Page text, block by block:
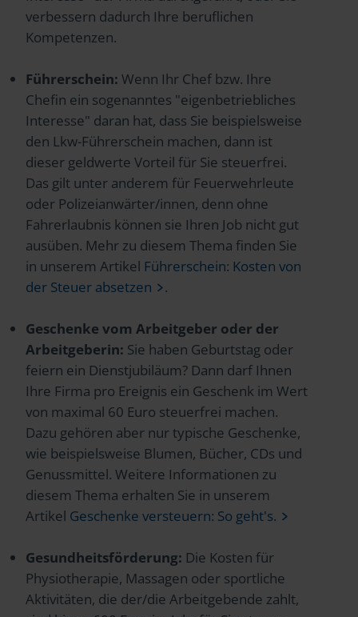
verbessern dadurch Ihre beruflichen
Kompetenzen.
Führerschein: Wenn Ihr Chef bzw. Ihre
Chefin ein sogenanntes "eigenbetriebliches
Interesse" daran hat, dass Sie beispielsweise
den Lkw-Führerschein machen, dann ist
dieser geldwerte Vorteil für Sie steuerfrei.
Das gilt unter anderem für Feuerwehrleute
oder Polizeianwärter/innen, denn ohne
Fahrerlaubnis können sie Ihren Job nicht gut
ausüben. Mehr zu diesem Thema finden Sie
in unserem Artikel Führerschein: Kosten von
der Steuer absetzen
.
Geschenke vom Arbeitgeber oder der
Arbeitgeberin: Sie haben Geburtstag oder
feiern ein Dienstjubiläum? Dann darf Ihnen
Ihre Firma pro Ereignis ein Geschenk im Wert
von maximal 60 Euro steuerfrei machen.
Dazu gehören aber nur typische Geschenke,
wie beispielsweise Blumen, Bücher, CDs und
Genussmittel. Weitere Informationen zu
diesem Thema erhalten Sie in unserem
Artikel Geschenke versteuern: So geht's.
Gesundheitsförderung: Die Kosten für
Physiotherapie, Massagen oder sportliche
Aktivitäten, die der/die Arbeitgebende zahlt,